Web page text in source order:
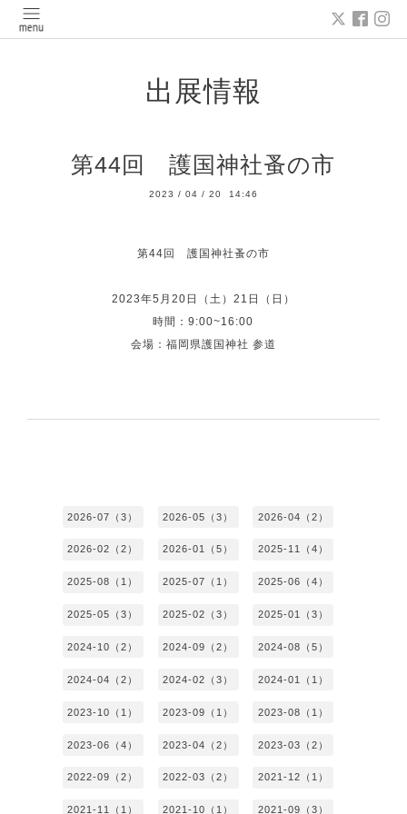
出展情報
第44回 護国神社蚤の市
2023 / 04 / 20 14:46
第44回 護国神社蚤の市
2023年5月20日（土）21日（日）
時間：9:00~16:00
会場：福岡県護国神社 参道
2026-07（3） 2026-05（3） 2026-04（2）
2026-02（2） 2026-01（5） 2025-11（4）
2025-08（1） 2025-07（1） 2025-06（4）
2025-05（3） 2025-02（3） 2025-01（3）
2024-10（2） 2024-09（2） 2024-08（5）
2024-04（2） 2024-02（3） 2024-01（1）
2023-10（1） 2023-09（1） 2023-08（1）
2023-06（4） 2023-04（2） 2023-03（2）
2022-09（2） 2022-03（2） 2021-12（1）
2021-11（1） 2021-10（1） 2021-09（3）